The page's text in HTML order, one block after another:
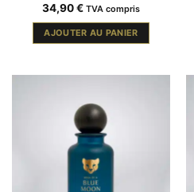
34,90€ TVA compris
AJOUTER AU PANIER